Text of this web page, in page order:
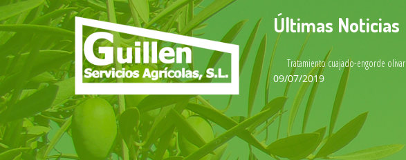
Últimas Noticias
Tratamiento cuajado-engorde olivar
09/07/2019